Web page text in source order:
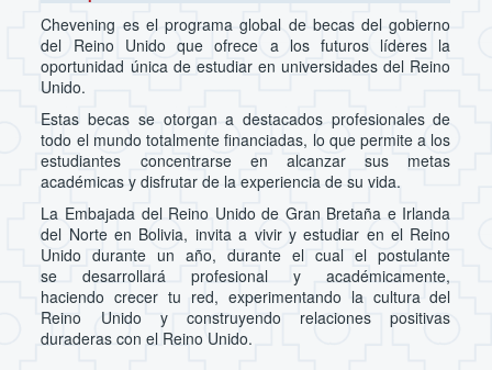
Chevening es el programa global de becas del gobierno
del Reino Unido que ofrece a los futuros líderes la
oportunidad única de estudiar en universidades del Reino
Unido.
Estas becas se otorgan a destacados profesionales de
todo el mundo totalmente financiadas, lo que permite a los
estudiantes concentrarse en alcanzar sus metas
académicas y disfrutar de la experiencia de su vida.
La Embajada del Reino Unido de Gran Bretaña e Irlanda
del Norte en Bolivia, invita a vivir y estudiar en el Reino
Unido durante un año, durante el cual el postulante
se desarrollará profesional y académicamente,
haciendo crecer tu red, experimentando la cultura del
Reino Unido y construyendo relaciones positivas
duraderas con el Reino Unido.